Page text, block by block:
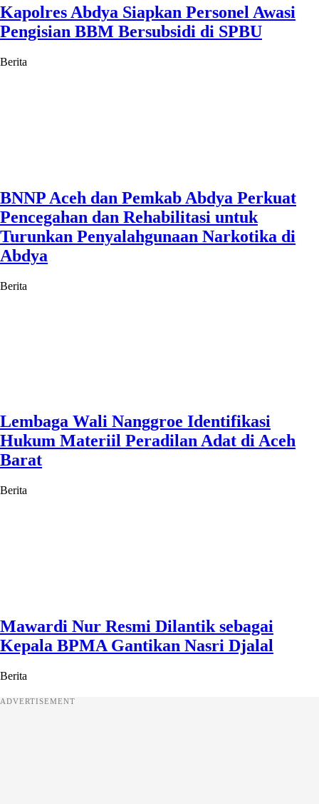
Kapolres Abdya Siapkan Personel Awasi
Pengisian BBM Bersubsidi di SPBU
Berita
BNNP Aceh dan Pemkab Abdya Perkuat
Pencegahan dan Rehabilitasi untuk
Turunkan Penyalahgunaan Narkotika di
Abdya
Berita
Lembaga Wali Nanggroe Identifikasi
Hukum Materiil Peradilan Adat di Aceh
Barat
Berita
Mawardi Nur Resmi Dilantik sebagai
Kepala BPMA Gantikan Nasri Djalal
Berita
ADVERTISEMENT